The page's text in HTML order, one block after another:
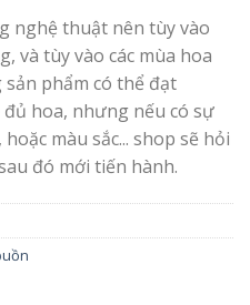
nghệ thuật nên tùy vào
và tùy vào các mùa hoa
phẩm có thể đạt
hoa, nhưng nếu có sự
màu sắc... shop sẽ hỏi
đó mới tiến hành.